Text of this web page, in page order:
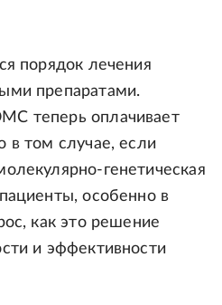
порядок лечения
препаратами.
теперь оплачивает
в том случае, если
генетическая
особенно в
как это решение
и эффективности